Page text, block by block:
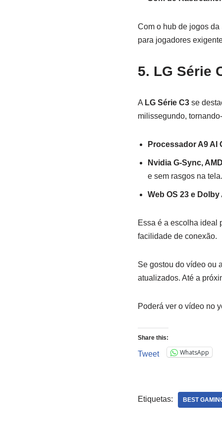
Com o hub de jogos
para jogadores
5. LG Série
A LG Série C3se
milissegundo,
Processador A9 AI
Nvidia G-Sync,
e sem rasgos na tela.
Web OS 23 e
Essa é a escolha ideal
facilidade de conexão.
Se gostou do vídeo ou
atualizados. Até a
Poderá ver o vídeo no
Share this:
Tweet WhatsApp
Etiquetas: BEST